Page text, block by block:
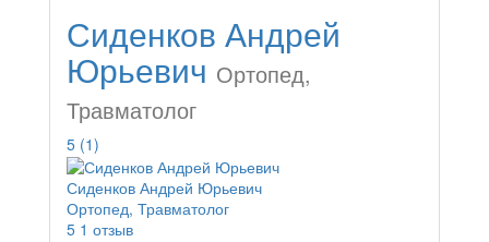
Сиденков Андрей
Юрьевич Ортопед,
Травматолог
5 (1)
Сиденков Андрей Юрьевич
Ортопед, Травматолог
5 1 отзыв